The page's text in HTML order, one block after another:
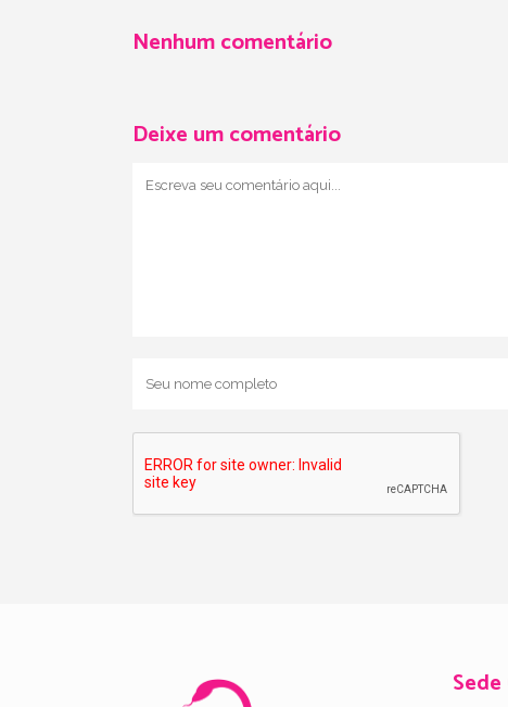
Nenhum comentário
Deixe um comentário